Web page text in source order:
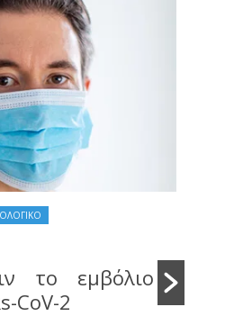
το εμβόλιο
CoV-2